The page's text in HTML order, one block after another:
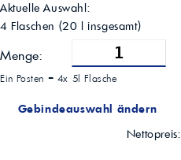
Aktuelle Auswahl:
4 Flaschen (20 l insgesamt)
Menge:
Ein Posten = 4x 5l Flasche
Gebindeauswahl ändern
Nettopreis: